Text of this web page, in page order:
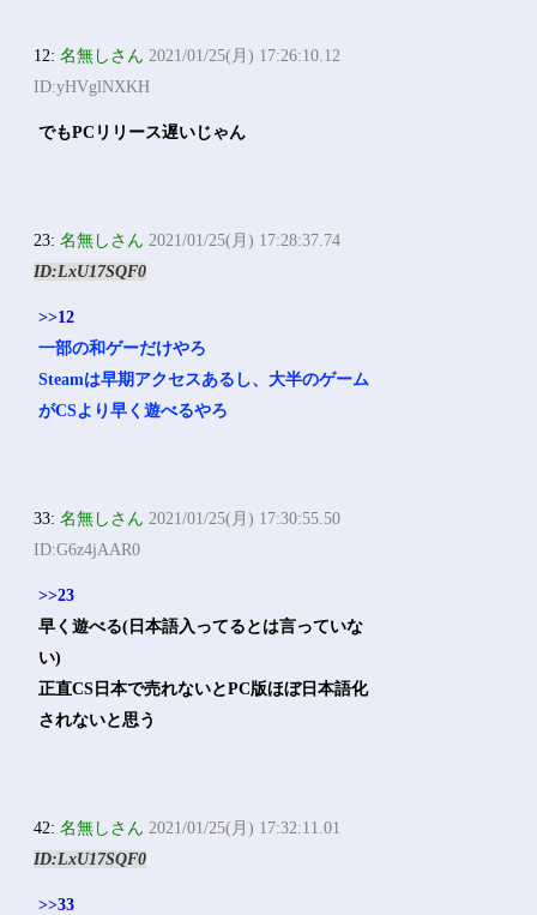
12:名無しさん 2021/01/25(月) 17:26:10.12
ID:yHVglNXKH
でもPCリリース遅いじゃん
23:名無しさん 2021/01/25(月) 17:28:37.74
ID:LxU17SQF0
>>12
一部の和ゲーだけやろ
Steamは早期アクセスあるし、大半のゲーム
がCSより早く遊べるやろ
33:名無しさん 2021/01/25(月) 17:30:55.50
ID:G6z4jAAR0
>>23
早く遊べる(日本語入ってるとは言っていな
い)
正直CS日本で売れないとPC版ほぼ日本語化
されないと思う
42:名無しさん 2021/01/25(月) 17:32:11.01
ID:LxU17SQF0
>>33